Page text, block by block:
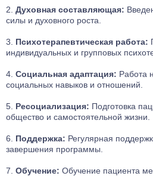
Духовная составляющая:
силы и духовного роста.
Психотерапевтическая работа:
индивидуальных и групповых
Социальная адаптация: Работа
социальных навыков и отношений.
Ресоциализация: Подготовка
общество и самостоятельной жизни.
Поддержка: Регулярная
завершения программы.
Обучение: Обучение пациента